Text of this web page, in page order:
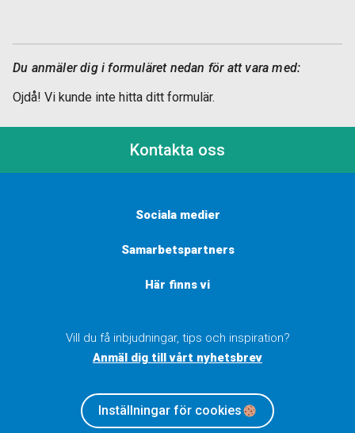
Du anmäler dig i formuläret nedan för att vara med:
Ojdå! Vi kunde inte hitta ditt formulär.
Kontakta oss
Sociala medier
Samarbetspartners
Här finns vi
Vill du få inbjudningar, tips och inspiration?
Anmäl dig till vårt nyhetsbrev
Inställningar för cookies